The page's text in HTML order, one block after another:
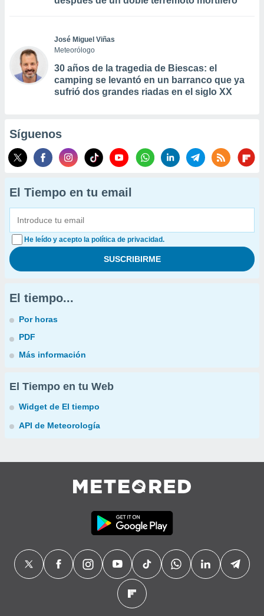
José Miguel Viñas
Meteorólogo
30 años de la tragedia de Biescas: el
camping se levantó en un barranco que ya
sufrió dos grandes riadas en el siglo XX
Síguenos
El Tiempo en tu email
He leído y acepto la política de privacidad.
El tiempo...
Por horas
PDF
Más información
El Tiempo en tu Web
Widget de El tiempo
API de Meteorología